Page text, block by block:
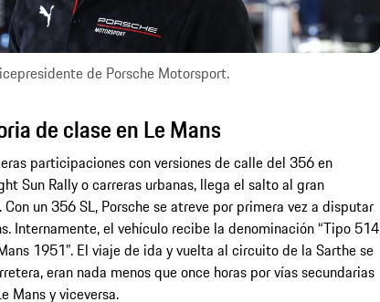
de Porsche Motorsport.
de clase en Le Mans
participaciones con versiones de calle del 356 en
Sun Rally o carreras urbanas, llega el salto al gran
un 356 SL, Porsche se atreve por primera vez a disputar
Internamente, el vehículo recibe la denominación “Tipo 514
1951”. El viaje de ida y vuelta al circuito de la Sarthe se
eran nada menos que once horas por vías secundarias
Mans y viceversa.